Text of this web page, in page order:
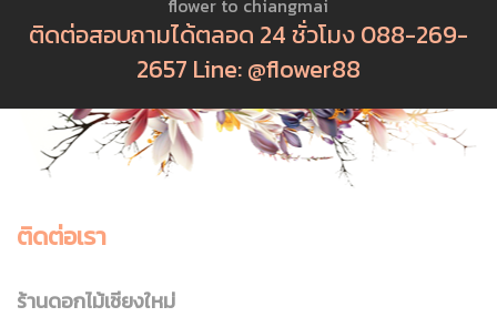
flower to chiangmai
ติดต่อสอบถามได้ตลอด 24 ชั่วโมง 088-269-
2657 Line: @flower88
ติดต่อเรา
ร้านดอกไม้เชียงใหม่